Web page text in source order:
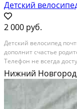
Детский
2 000 руб.
Детский велосипед
дополнит счастье
Телефон не всегда
Нижний Новгород